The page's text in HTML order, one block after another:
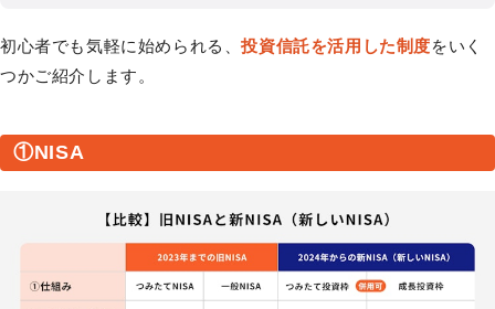
初心者でも気軽に始められる、投資信託を活用した制度をいく
つかご紹介します。
①NISA